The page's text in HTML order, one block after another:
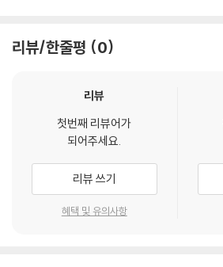
리뷰/한줄평 0
리뷰
첫번째 리뷰어가
되어주세요.
리뷰 쓰기
혜택 및 유의사항